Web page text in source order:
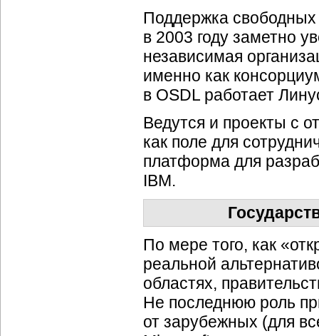
Поддержка
в 2003 году заметно
независимая
именно как
в OSDL работает
Ведутся и проекты с
как поле для
платформа для
IBM.
По мере того, как
реальной
областях,
Не последнюю роль
от зарубежных (для